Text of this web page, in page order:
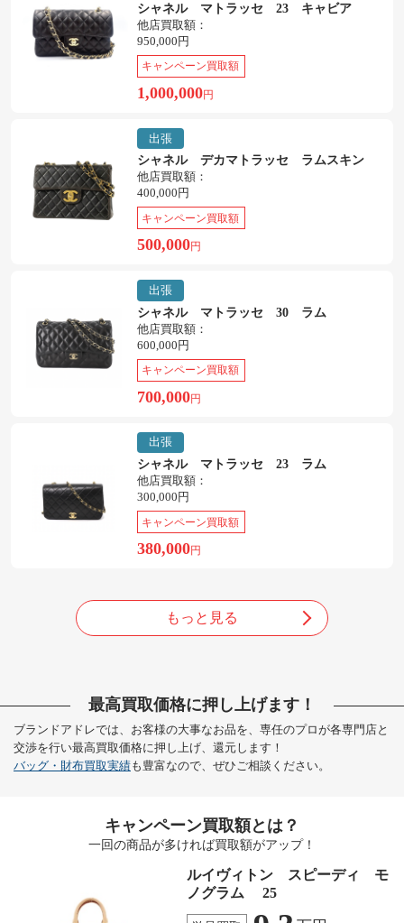
シャネル マトラッセ 23 キャビア
他店買取額：
950,000円
キャンペーン買取額
1,000,000円
出張
シャネル デカマトラッセ ラムスキン
他店買取額：
400,000円
キャンペーン買取額
500,000円
出張
シャネル マトラッセ 30 ラム
他店買取額：
600,000円
キャンペーン買取額
700,000円
出張
シャネル マトラッセ 23 ラム
他店買取額：
300,000円
キャンペーン買取額
380,000円
もっと見る
最高買取価格に押し上げます！
ブランドアドレでは、お客様の大事なお品を、専任のプロが各専門店と
交渉を行い最高買取価格に押し上げ、還元します！
バッグ・財布買取実績も豊富なので、ぜひご相談ください。
キャンペーン買取額とは？
一回の商品が多ければ買取額がアップ！
ルイヴィトン スピーディ モ
ノグラム 25